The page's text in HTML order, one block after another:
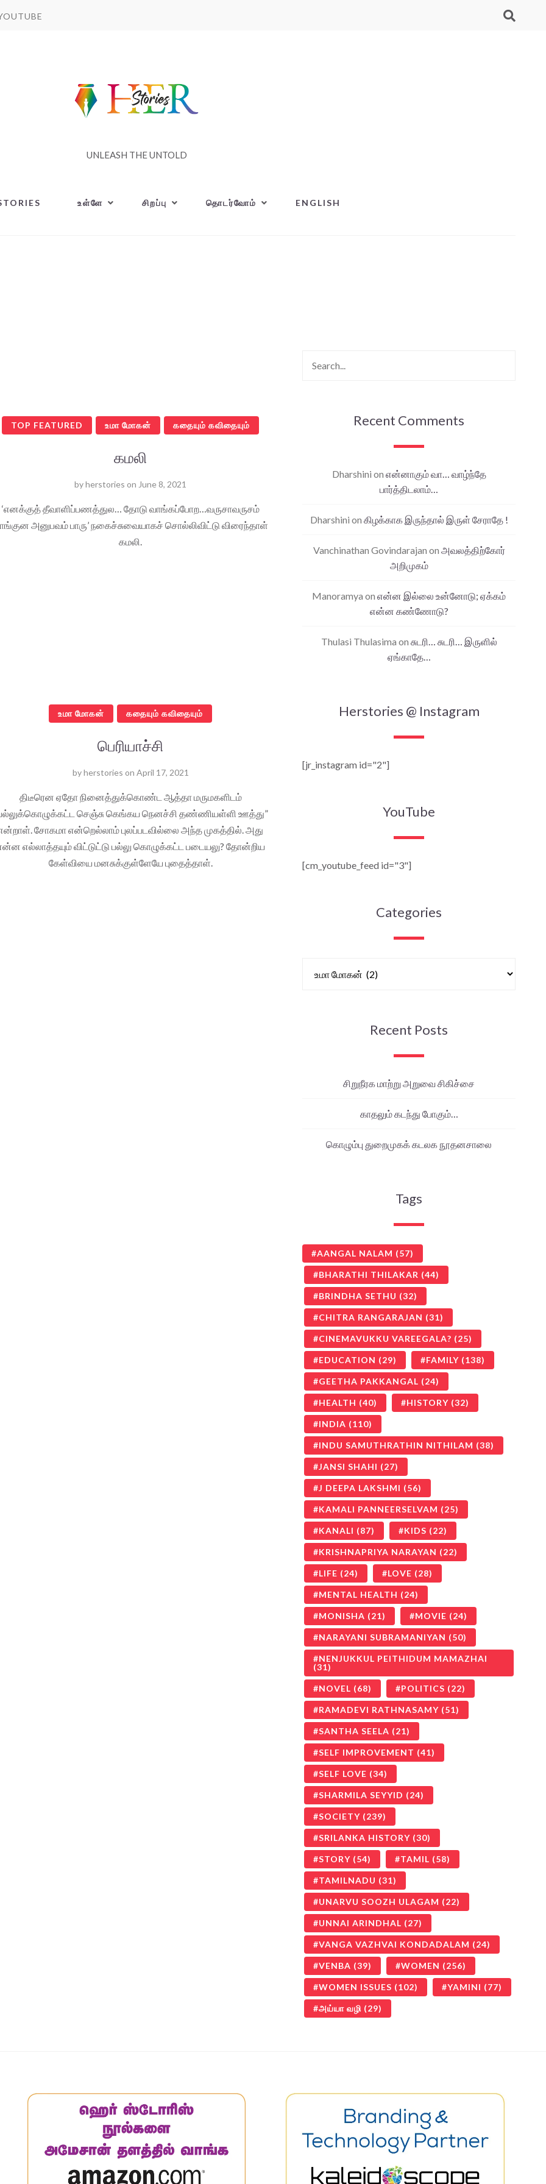
UNLEASH THE UNTOLD
உள்ளே சிறப்பு தொடர்வோம் ENGLISH
TOP FEATURED உமா மோகன் கதையும் கவிதையும்
கமலி
byherstories on June 8, 2021
‘எனக்குத் தீவாளிப்பணத்துல… தோடு வாங்கப்போற…வருசாவருசம்
அனுபவம் பாரு’ நகைச்சுவையாகச் சொல்லிவிட்டு விரைந்தாள்
கமலி.
உமா மோகன் கதையும் கவிதையும்
பெரியாச்சி
byherstories on April 17, 2021
திடீரென ஏதோ நினைத்துக்கொண்ட ஆத்தா மருமகளிடம்
செஞ்சு கெங்கய நெனச்சி தண்ணியள்ளி ஊத்து”
சோகமா என்றெல்லாம் புலப்படவில்லை அந்த முகத்தில். அது
எல்லாத்தயும் விட்டுட்டு பல்லு கொழுக்கட்ட படையலு? தோன்றிய
கேள்வியை மனசுக்குள்ளேயே புதைத்தாள்.
Recent Comments
Dharshini on என்னாகும் வா… வாழ்ந்தே
பார்த்திடலாம்…
Dharshini on கிழக்காக இருந்தால் இருள் சேராதே !
Vanchinathan Govindarajan on அவலத்திற்கோர்
அறிமுகம்
Manoramya on என்ன இல்லை உன்னோடு; ஏக்கம்
என்ன கண்ணோடு?
Thulasi Thulasima on சுடரி… சுடரி… இருளில்
ஏங்காதே…
Herstories @ Instagram
[jr_instagram id="2"]
YouTube
[cm_youtube_feed id="3"]
Categories
Recent Posts
சிறுநீரக மாற்று அறுவை சிகிச்சை
காதலும் கடந்து போகும்…
கொழும்பு துறைமுகக் கடலக நூதனசாலை
Tags
AANGAL NALAM (57)
BHARATHI THILAKAR (44)
BRINDHA SETHU (32)
CHITRA RANGARAJAN (31)
CINEMAVUKKU VAREEGALA? (25)
EDUCATION (29) FAMILY (138)
GEETHA PAKKANGAL (24)
HEALTH (40) HISTORY (32)
INDIA (110)
INDU SAMUTHRATHIN NITHILAM (38)
JANSI SHAHI (27)
J DEEPA LAKSHMI (56)
KAMALI PANNEERSELVAM (25)
KANALI (87) KIDS (22)
KRISHNAPRIYA NARAYAN (22)
LIFE (24) LOVE (28)
MENTAL HEALTH (24)
MONISHA (21) MOVIE (24)
NARAYANI SUBRAMANIYAN (50)
NENJUKKUL PEITHIDUM MAMAZHAI
(31)
NOVEL (68) POLITICS (22)
RAMADEVI RATHNASAMY (51)
SANTHA SEELA (21)
SELF IMPROVEMENT (41)
SELF LOVE (34)
SHARMILA SEYYID (24)
SOCIETY (239)
SRILANKA HISTORY (30)
STORY (54) TAMIL (58)
TAMILNADU (31)
UNARVU SOOZH ULAGAM (22)
UNNAI ARINDHAL (27)
VANGA VAZHVAI KONDADALAM (24)
VENBA (39) WOMEN (256)
WOMEN ISSUES (102) YAMINI (77)
அய்யா வழி (29)